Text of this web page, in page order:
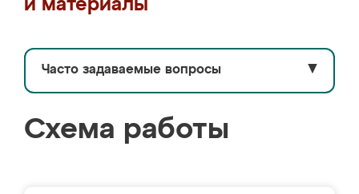
и материалы
Часто задаваемые вопросы ▼
Схема работы